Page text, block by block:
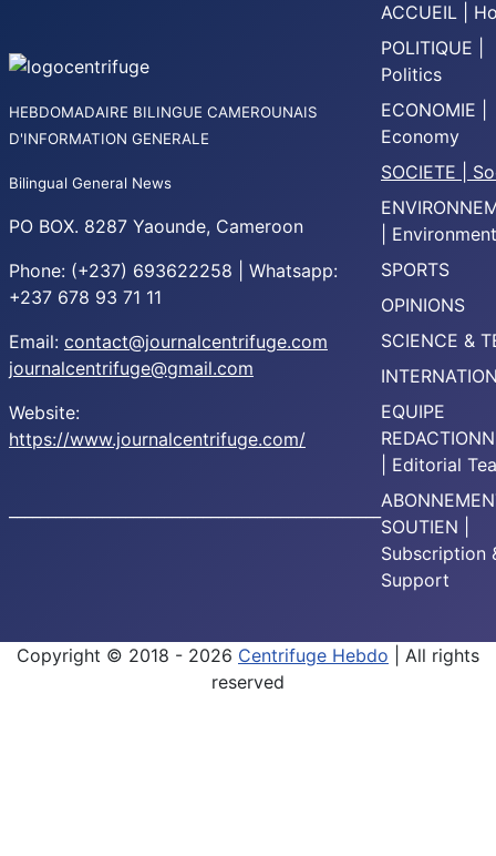
HEBDOMADAIRE BILINGUE CAMEROUNAIS
D'INFORMATION GENERALE
Bilingual General News
PO BOX. 8287 Yaounde, Cameroon
Phone: (+237) 693622258 | Whatsapp:
+237 678 93 71 11
Email: contact@journalcentrifuge.com
journalcentrifuge@gmail.com
Website:
https://www.journalcentrifuge.com/
ACCUEIL |
POLITIQUE |
Politics
ECONOMIE |
Economy
SOCIETE |
| Environment
SPORTS
OPINIONS
SCIENCE &
EQUIPE
| Editorial
SOUTIEN |
Subscription
Support
Copyright © 2018 - 2026 Centrifuge Hebdo | All rights
reserved